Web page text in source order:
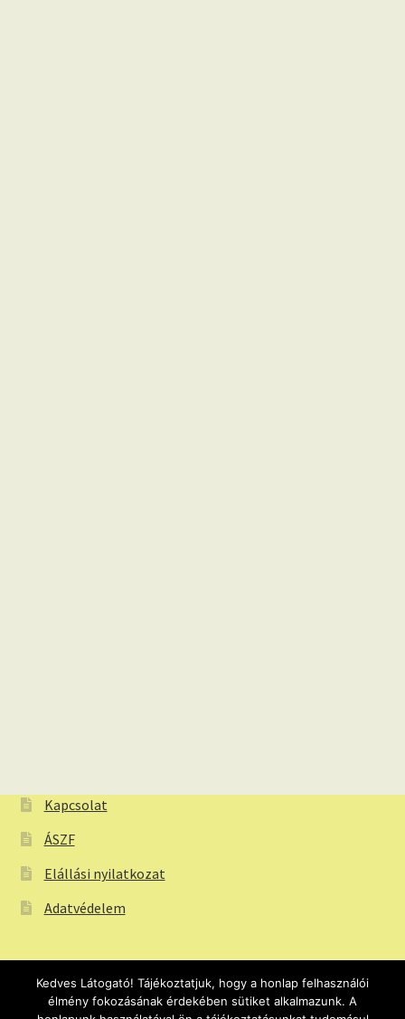
Kapcsolat
ÁSZF
Elállási nyilatkozat
Adatvédelem
Kedves Látogató! Tájékoztatjuk, hogy a honlap felhasználói
élmény fokozásának érdekében sütiket alkalmazunk. A